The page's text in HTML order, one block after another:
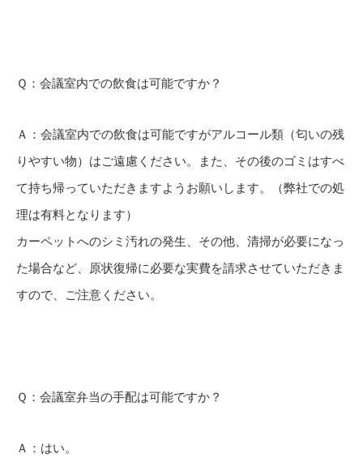
Ｑ：会議室内での飲食は可能ですか？
Ａ：会議室内での飲食は可能ですがアルコール類（匂いの残
りやすい物）はご遠慮ください。また、その後のゴミはすべ
て持ち帰っていただきますようお願いします。（弊社での処
理は有料となります）
カーペットへのシミ汚れの発生、その他、清掃が必要になっ
た場合など、原状復帰に必要な実費を請求させていただきま
すので、ご注意ください。
Ｑ：会議室弁当の手配は可能ですか？
Ａ：はい。